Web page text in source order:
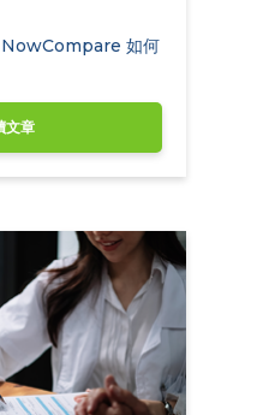
NowCompare 如何
文章